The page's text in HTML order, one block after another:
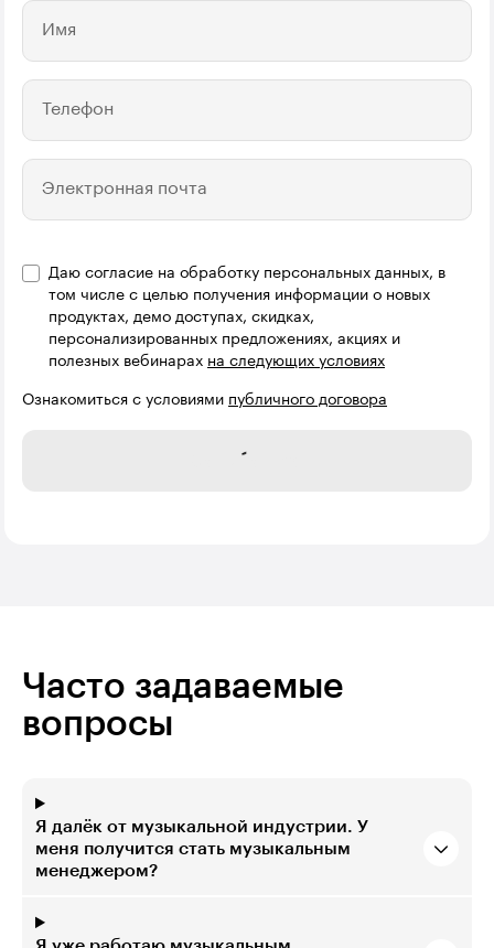
Имя
Телефон
Электронная почта
Название компании
Даю согласие на обработку персональных данных, в
том числе с целью получения информации о новых
продуктах, демо доступах, скидках,
персонализированных предложениях, акциях и
полезных вебинарах на следующих условиях
Ознакомиться с условиями публичного договора
Записаться
Часто задаваемые
вопросы
Я далёк от музыкальной индустрии. У
меня получится стать музыкальным
менеджером?